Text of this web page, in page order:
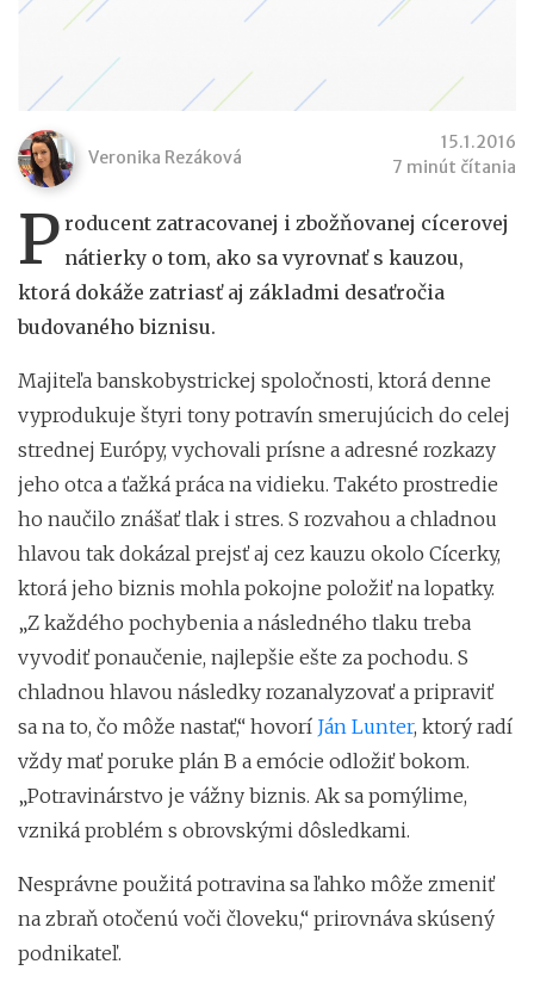
Veronika Rezáková
15.1.2016
7 minút čítania
P roducent zatracovanej i zbožňovanej cícerovej
nátierky o tom, ako sa vyrovnať s kauzou,
ktorá dokáže zatriasť aj základmi desaťročia
budovaného biznisu.
Majiteľa banskobystrickej spoločnosti, ktorá denne
vyprodukuje štyri tony potravín smerujúcich do celej
strednej Európy, vychovali prísne a adresné rozkazy
jeho otca a ťažká práca na vidieku. Takéto prostredie
ho naučilo znášať tlak i stres. S rozvahou a chladnou
hlavou tak dokázal prejsť aj cez kauzu okolo Cícerky,
ktorá jeho biznis mohla pokojne položiť na lopatky.
„Z každého pochybenia a následného tlaku treba
vyvodiť ponaučenie, najlepšie ešte za pochodu. S
chladnou hlavou následky rozanalyzovať a pripraviť
sa na to, čo môže nastať,“ hovorí Ján Lunter, ktorý radí
vždy mať poruke plán B a emócie odložiť bokom.
„Potravinárstvo je vážny biznis. Ak sa pomýlime,
vzniká problém s obrovskými dôsledkami.
Nesprávne použitá potravina sa ľahko môže zmeniť
na zbraň otočenú voči človeku,“ prirovnáva skúsený
podnikateľ.